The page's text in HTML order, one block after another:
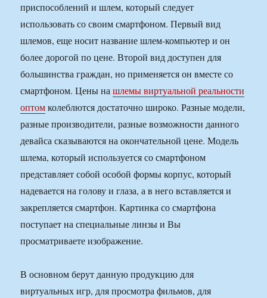
приспособлений и шлем, который следует
использовать со своим смартфоном. Первый вид
шлемов, еще носит название шлем-компьютер и он
более дорогой по цене. Второй вид доступен для
большинства граждан, но применяется он вместе со
смартфоном. Цены нашлемы виртуальной реальности
оптомколеблются достаточно широко. Разные модели,
разные производители, разные возможности данного
девайса сказываются на окончательной цене. Модель
шлема, который используется со смартфоном
представляет собой особой формы корпус, который
надевается на голову и глаза, а в него вставляется и
закрепляется смартфон. Картинка со смартфона
поступает на специальные линзы и Вы
просматриваете изображение.
В основном берут данную продукцию для
виртуальных игр, для просмотра фильмов, для